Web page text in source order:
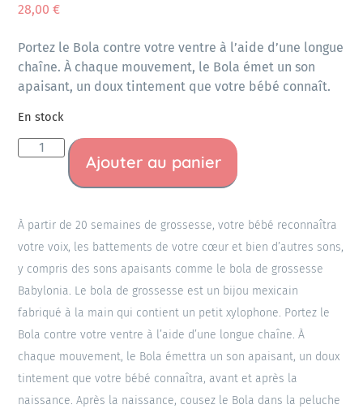
28,00€
Portez le Bola contre votre ventre à l’aide d’une longue
chaîne. À chaque mouvement, le Bola émet un son
apaisant, un doux tintement que votre bébé connaît.
En stock
Ajouter au panier
À partir de 20 semaines de grossesse, votre bébé reconnaîtra
votre voix, les battements de votre cœur et bien d’autres sons,
y compris des sons apaisants comme le bola de grossesse
Babylonia. Le bola de grossesse est un bijou mexicain
fabriqué à la main qui contient un petit xylophone. Portez le
Bola contre votre ventre à l’aide d’une longue chaîne. À
chaque mouvement, le Bola émettra un son apaisant, un doux
tintement que votre bébé connaîtra, avant et après la
naissance. Après la naissance, cousez le Bola dans la peluche